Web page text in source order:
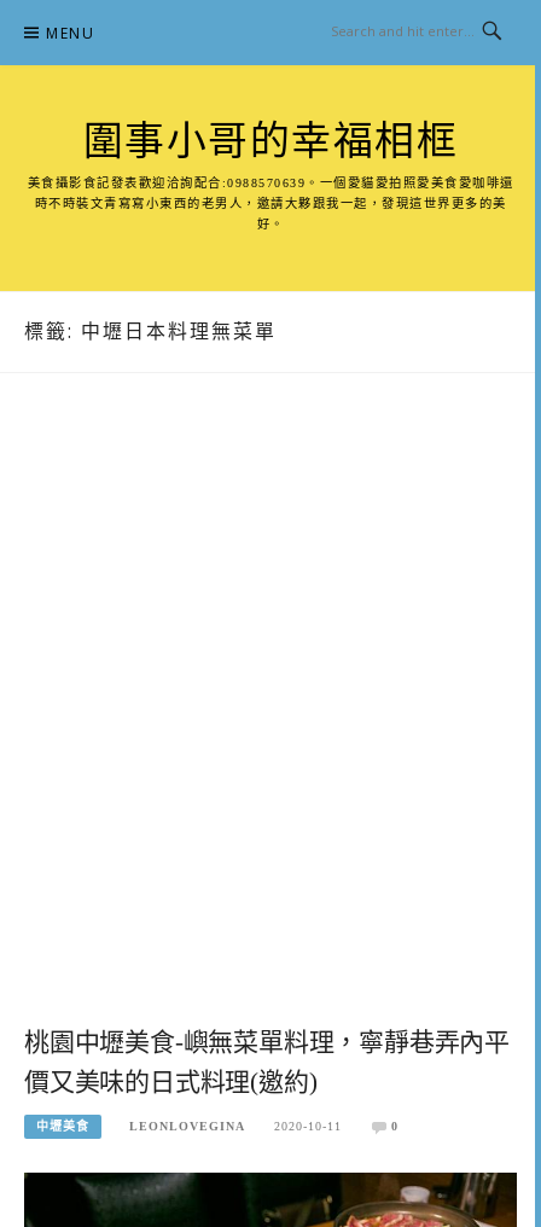
content
MENU
圍事小哥的幸福相框
美食攝影食記發表歡迎洽詢配合:0988570639。一個愛貓愛拍照愛美食愛咖啡還
時不時裝文青寫寫小東西的老男人，邀請大夥跟我一起，發現這世界更多的美
好。
標籤: 中壢日本料理無菜單
桃園中壢美食-嶼無菜單料理，寧靜巷弄內平
價又美味的日式料理(邀約)
中壢美食 LEONLOVEGINA 2020-10-11 0